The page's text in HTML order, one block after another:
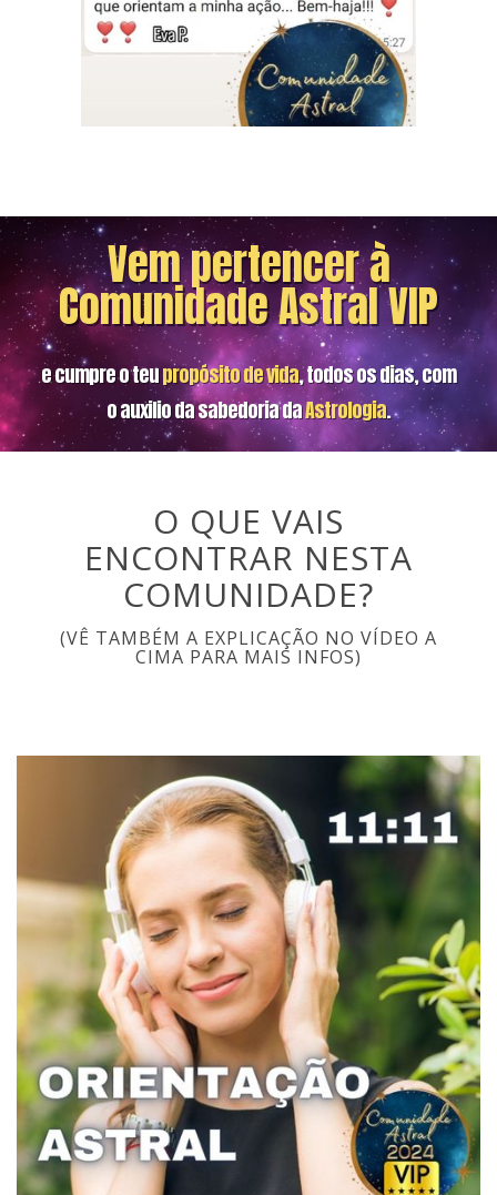
Vem pertencer à
Comunidade Astral VIP
e cumpre o teupropósito de vida, todos os dias, com
o auxilio da sabedoria daAstrologia.
O QUE VAIS
ENCONTRAR NESTA
COMUNIDADE?
(VÊ TAMBÉM A EXPLICAÇÃO NO VÍDEO A
CIMA PARA MAIS INFOS)